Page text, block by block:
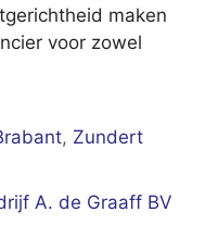
maken
voor zowel
, Zundert
A. de Graaff BV